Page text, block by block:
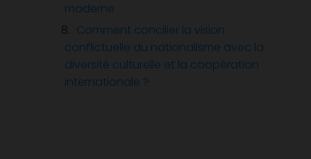
moderne
Comment concilier la vision
conflictuelle du nationalisme avec la
diversité culturelle et la coopération
internationale ?